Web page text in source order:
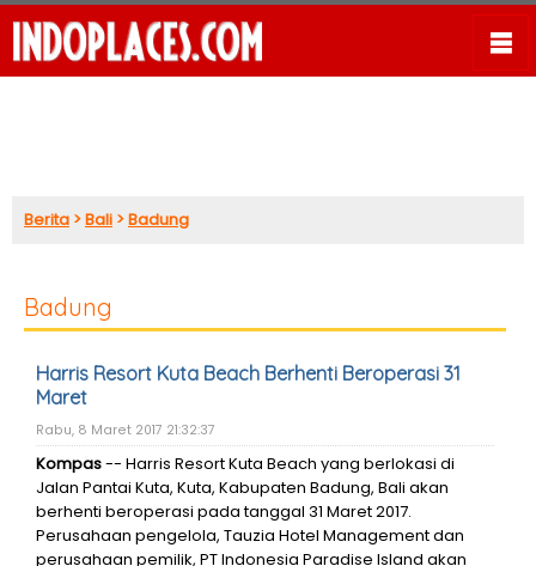
Berita >Bali >Badung
Badung
Harris Resort Kuta Beach Berhenti Beroperasi 31
Maret
Rabu, 8 Maret 2017 21:32:37
Kompas-- Harris Resort Kuta Beach yang berlokasi di
Jalan Pantai Kuta, Kuta, Kabupaten Badung, Bali akan
berhenti beroperasi pada tanggal 31 Maret 2017.
Perusahaan pengelola, Tauzia Hotel Management dan
perusahaan pemilik, PT Indonesia Paradise Island akan